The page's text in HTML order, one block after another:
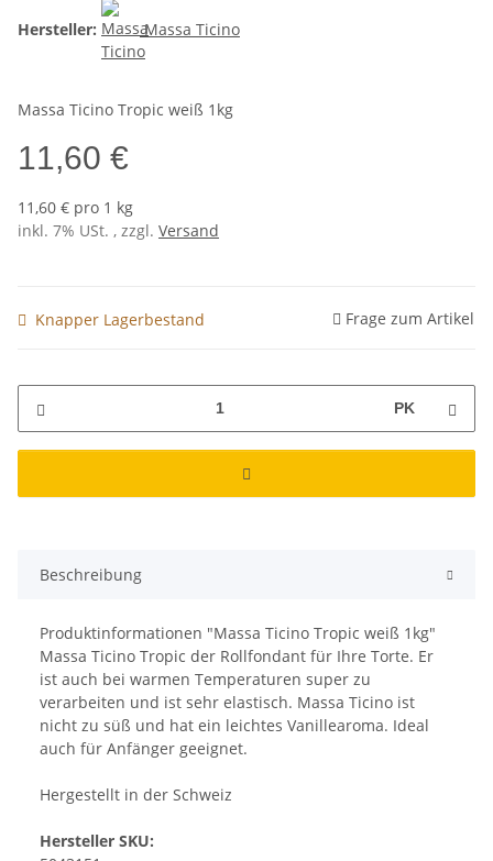
Hersteller:
Massa Ticino
Massa Ticino Tropic weiß 1kg
11,60 €
11,60 € pro 1 kg
inkl. 7% USt. , zzgl. Versand
Knapper Lagerbestand Frage zum Artikel
PK
Beschreibung
Produktinformationen "Massa Ticino Tropic weiß 1kg"
Massa Ticino Tropic der Rollfondant für Ihre Torte. Er
ist auch bei warmen Temperaturen super zu
verarbeiten und ist sehr elastisch. Massa Ticino ist
nicht zu süß und hat ein leichtes Vanillearoma. Ideal
auch für Anfänger geeignet.
Hergestellt in der Schweiz
Hersteller SKU: